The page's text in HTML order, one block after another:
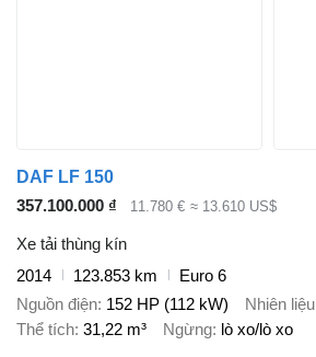
DAF LF 150
357.100.000 ₫
11.780 € ≈ 13.610 US$
Xe tải thùng kín
2014
123.853 km
Euro 6
Nguồn điện 152 HP (112 kW) Nhiên liệu
Thể tích 31,22 m³ Ngừng lò xo/lò xo